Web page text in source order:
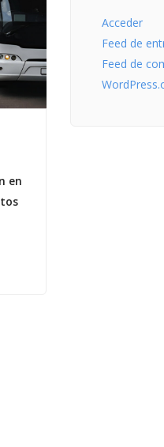
en
Acceder
Feed de
Feed de